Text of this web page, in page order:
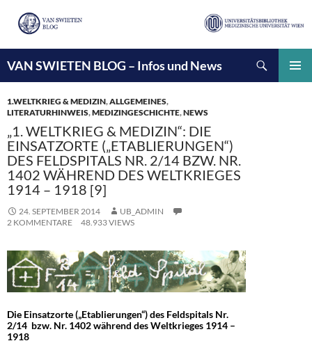
VAN SWIETEN BLOG – Infos und News
INHALT
SPRINGEN
1.WELTKRIEG & MEDIZIN,ALLGEMEINES,
LITERATURHINWEIS,MEDIZINGESCHICHTE,NEWS
„1. WELTKRIEG & MEDIZIN“: DIE
EINSATZORTE („ETABLIERUNGEN“)
DES FELDSPITALS NR. 2/14 BZW. NR.
1402 WÄHREND DES WELTKRIEGES
1914 – 1918 [9]
24. SEPTEMBER 2014
UB_ADMIN
2 KOMMENTARE
48.933 VIEWS
Die Einsatzorte („Etablierungen“) des Feldspitals Nr.
2/14 bzw. Nr. 1402 während des Weltkrieges 1914 –
1918